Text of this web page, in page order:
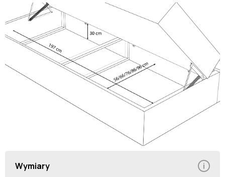
Wymiary